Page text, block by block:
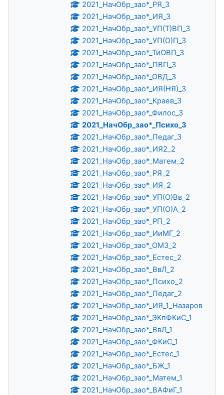
2021_НачОбр_зао*_РЯ_3
2021_НачОбр_зао*_ИЯ_3
2021_НачОбр_зао*_УП(Т)ВП_3
2021_НачОбр_зао*_УП(О)П_3
2021_НачОбр_зао*_ТиОВП_3
2021_НачОбр_зао*_ПВП_3
2021_НачОбр_зао*_ОВД_3
2021_НачОбр_зао*_ИЯ(НЯ)_3
2021_НачОбр_зао*_Краев_3
2021_НачОбр_зао*_Филос_3
2021_НачОбр_зао*_Психо_3
2021_НачОбр_зао*_Педаг_3
2021_НачОбр_зао*_ИЯ2_2
2021_НачОбр_зао*_Матем_2
2021_НачОбр_зао*_РЯ_2
2021_НачОбр_зао*_ИЯ_2
2021_НачОбр_зао*_УП(О)Вв_2
2021_НачОбр_зао*_УП(О)А_2
2021_НачОбр_зао*_РП_2
2021_НачОбр_зао*_ИиМГ_2
2021_НачОбр_зао*_ОМЗ_2
2021_НачОбр_зао*_Естес_2
2021_НачОбр_зао*_ВвЛ_2
2021_НачОбр_зао*_Психо_2
2021_НачОбр_зао*_Педаг_2
2021_НачОбр_зао*_ИЯ_1_Назаров
2021_НачОбр_зао*_ЭКпФКиС_1
2021_НачОбр_зао*_ВвЛ_1
2021_НачОбр_зао*_ФКиС_1
2021_НачОбр_зао*_Естес_1
2021_НачОбр_зао*_БЖ_1
2021_НачОбр_зао*_Матем_1
2021_НачОбр_зао*_ВАФиГ_1